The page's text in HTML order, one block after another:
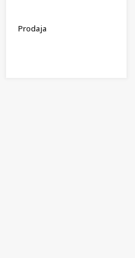
Prodaja